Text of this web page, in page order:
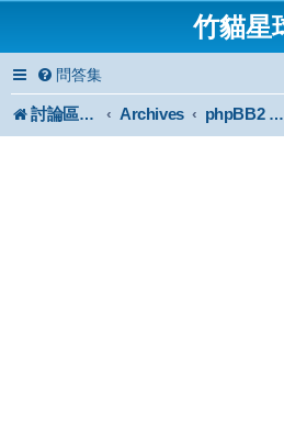
竹貓星
問答集
討論區首頁 Archives phpBB2 Forum Archive